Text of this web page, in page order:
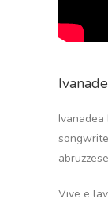
Vive e